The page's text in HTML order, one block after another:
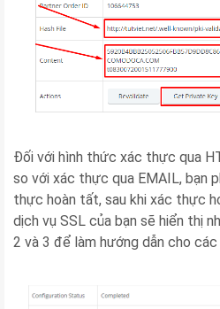
Đối với hình thức xác thực qua
so với xác thực qua EMAIL, bạn
thực hoàn tất, sau khi xác thực
dịch vụ SSL của bạn sẽ hiển thị
2 và 3 để làm hướng dẫn cho